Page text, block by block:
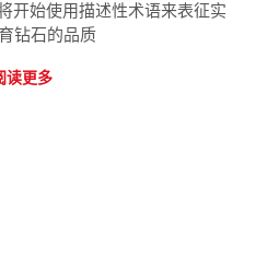
开始使用描述性术语来表征实
钻石的品质
读更多